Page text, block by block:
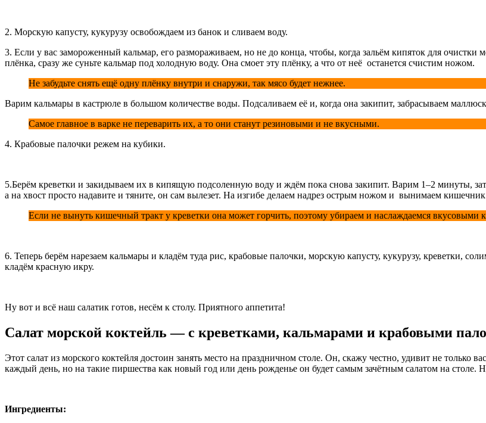
2. Морскую капусту, кукурузу освобождаем из банок и сливаем воду.
3. Если у вас замороженный кальмар, его размораживаем, но не до конца, чтобы, когда зальём кипяток для очистки
плёнка, сразу же суньте кальмар под холодную воду. Она смоет эту плёнку, а что от неё останется счистим ножом.
Не забудьте снять ещё одну плёнку внутри и снаружи, так мясо будет нежнее.
Варим кальмары в кастрюле в большом количестве воды. Подсаливаем её и, когда она закипит, забрасываем
Самое главное в варке не переварить их, а то они станут резиновыми и не вкусными.
4. Крабовые палочки режем на кубики.
5.Берём креветки и закидываем их в кипящую подсоленную воду и ждём пока снова закипит. Варим 1–2 минуты,
а на хвост просто надавите и тяните, он сам вылезет. На изгибе делаем надрез острым ножом и вынимаем
Если не вынуть кишечный тракт у креветки она может горчить, поэтому убираем и наслаждаемся вкусовыми
6. Теперь берём нарезаем кальмары и кладём туда рис, крабовые палочки, морскую капусту, кукурузу, креветки,
кладём красную икру.
Ну вот и всё наш салатик готов, несём к столу. Приятного аппетита!
Салат морской коктейль — с креветками, кальмарами и крабовыми
Этот салат из морского коктейля достоин занять место на праздничном столе. Он, скажу честно, удивит не только
каждый день, но на такие пиршества как новый год или день рожденье он будет самым зачётным салатом на столе.
Ингредиенты: